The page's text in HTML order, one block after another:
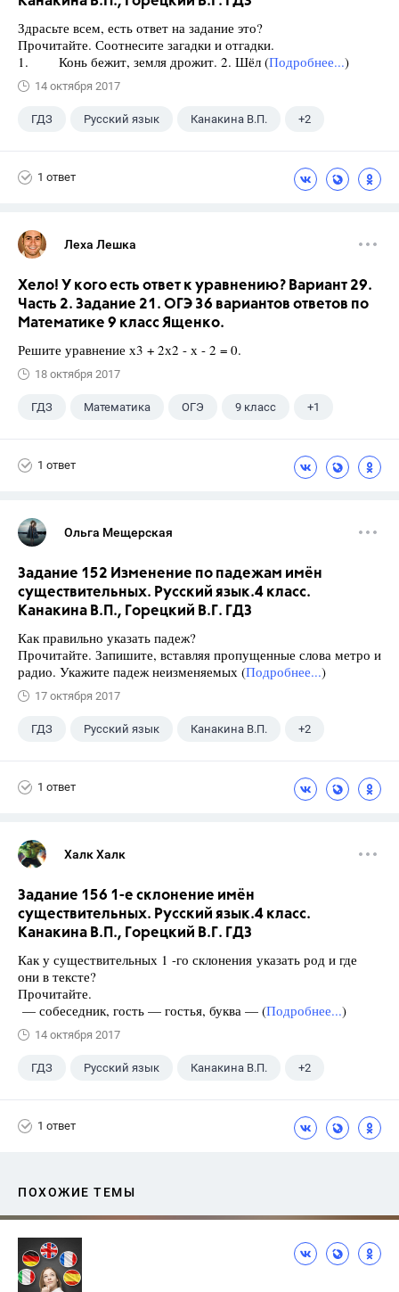
Здрасьте всем, есть ответ на задание это?
Прочитайте. Соотнесите загадки и отгадки.
1. Конь бежит, земля дрожит. 2. Шёл (Подробнее...)
14 октября 2017
ГДЗ Русский язык Канакина В.П. +2
1 ответ
Леха Лешка
Хело! У кого есть ответ к уравнению? Вариант 29.
Часть 2. Задание 21. ОГЭ 36 вариантов ответов по
Математике 9 класс Ященко.
Решите уравнение х3 + 2х2 - х - 2 = 0.
18 октября 2017
ГДЗ Математика ОГЭ 9 класс +1
1 ответ
Ольга Мещерская
Задание 152 Изменение по падежам имён
существительных. Русский язык.4 класс.
Канакина В.П., Горецкий В.Г. ГДЗ
Как правильно указать падеж?
Прочитайте. Запишите, вставляя пропущенные слова метро и
радио. Укажите падеж неизменяемых (Подробнее...)
17 октября 2017
ГДЗ Русский язык Канакина В.П. +2
1 ответ
Халк Халк
Задание 156 1-е склонение имён
существительных. Русский язык.4 класс.
Канакина В.П., Горецкий В.Г. ГДЗ
Как у существительных 1 -го склонения указать род и где
они в тексте?
Прочитайте.
— собеседник, гость — гостья, буква — (Подробнее...)
14 октября 2017
ГДЗ Русский язык Канакина В.П. +2
1 ответ
ПОХОЖИЕ ТЕМЫ